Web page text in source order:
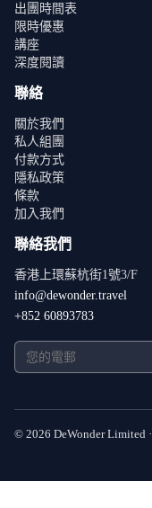
出團時間表
限時優惠
講座
深度閱讀
聯絡
關於我們
私人組團
付款方式
隱私政策
條款
加入我們
聯絡我們
香港上環蘇杭街1號3/F
info@dewonder.travel
+852 60893783
© 2026 DeWonder Limited ·